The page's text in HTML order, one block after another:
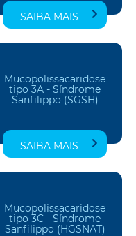
SAIBA MAIS
Mucopolissacaridose
tipo 3A - Síndrome
Sanfilippo (SGSH)
SAIBA MAIS
Mucopolissacaridose
tipo 3C - Síndrome
Sanfilippo (HGSNAT)